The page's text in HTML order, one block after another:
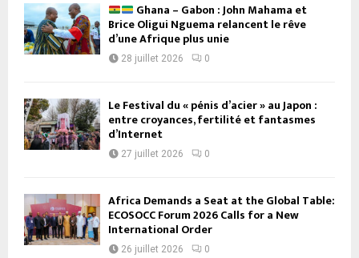
Ghana – Gabon : John Mahama et
Brice Oligui Nguema relancent le rêve
d’une Afrique plus unie
28 juillet 2026 0
Le Festival du « pénis d’acier » au Japon :
entre croyances, fertilité et fantasmes
d’Internet
27 juillet 2026 0
Africa Demands a Seat at the Global Table:
ECOSOCC Forum 2026 Calls for a New
International Order
26 juillet 2026 0